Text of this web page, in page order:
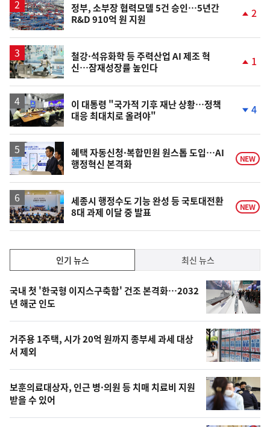
정부, 소부장 협력모델 5건 승인…5년간
R&D 910억 원 지원
계
2
철강·석유화학 등 주력산업 AI 제조 혁
신…잠재성장률 높인다
계
1
이 대통령 "국가적 기후 재난 상황…정책
대응 최대치로 올려야"
계
락
4
혜택 자동신청·복합민원 원스톱 도입…AI
행정혁신 본격화
NEW
세종시 행정수도 기능 완성 등 국토대전환
8대 과제 이달 중 발표
NEW
기,
최
신,
오
늘
의
영
상
인기 뉴스 최신 뉴스
기
뉴
스
국내 첫 '한국형 이지스구축함' 건조 본격화…2032
년 해군 인도
거주용 1주택, 시가 20억 원까지 종부세 과세 대상
서 제외
보훈의료대상자, 인근 병·의원 등 치매 치료비 지원
받을 수 있어